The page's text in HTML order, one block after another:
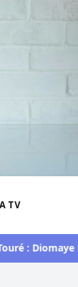
TV
Faye